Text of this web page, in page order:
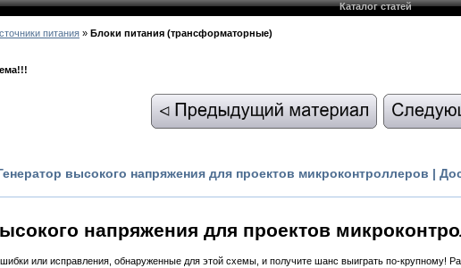
Каталог статей
питания » Блоки питания (трансформаторные)
высокого напряжения для проектов микроконтроллеров |
напряжения для проектов
или исправления, обнаруженные для этой схемы, и получите шанс выиграть по-крупному!